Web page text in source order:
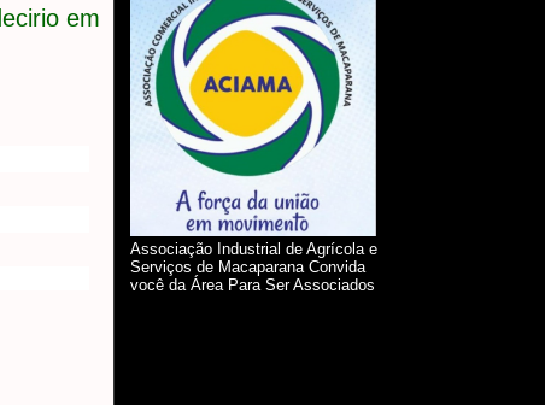
em
Associação Industrial de Agrícola e
Serviços de Macaparana Convida
você da Área Para Ser Associados